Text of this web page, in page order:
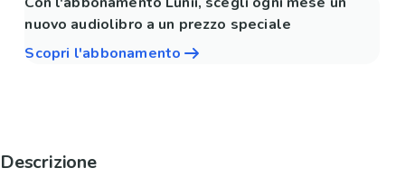
nuovo audiolibro a un prezzo speciale
Scopri l'abbonamento
Descrizione